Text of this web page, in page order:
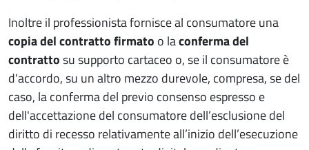
Inoltre il professionista fornisce al consumatore una
copia del contratto firmato o laconferma del
contrattosu supporto cartaceo o, se il consumatore è
d'accordo, su un altro mezzo durevole, compresa, se del
caso, la conferma del previo consenso espresso e
dell'accettazione del consumatore dell’esclusione del
diritto di recesso relativamente all’inizio dell’esecuzione